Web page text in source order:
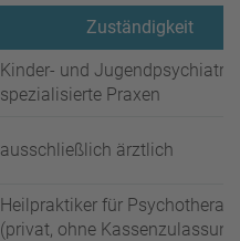
Zuständigkeit
Kinder- und Jugendpsychiatrie,
spezialisierte Praxen
ausschließlich ärztlich
Heilpraktiker für
(privat, ohne